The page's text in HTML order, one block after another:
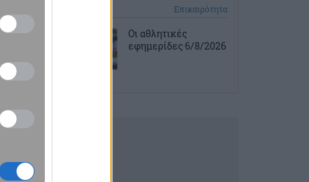
Επικαιρότητα
Οι αθλητικές
εφημερίδες 6/8/2026